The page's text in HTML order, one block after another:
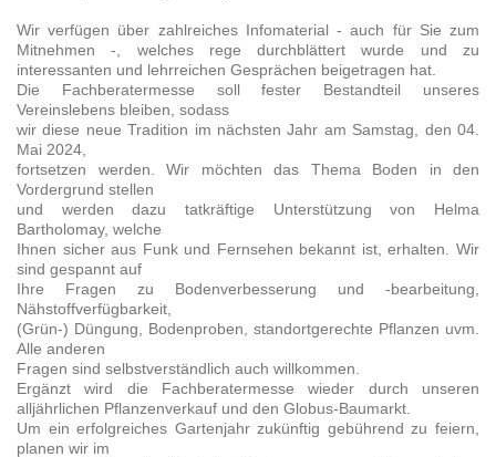
Wir verfügen über zahlreiches Infomaterial - auch für Sie zum
Mitnehmen -, welches rege durchblättert wurde und zu
interessanten und lehrreichen Gesprächen beigetragen hat.
Die Fachberatermesse soll fester Bestandteil unseres
Vereinslebens bleiben, sodass
wir diese neue Tradition im nächsten Jahr am Samstag, den 04.
Mai 2024,
fortsetzen werden. Wir möchten das Thema Boden in den
Vordergrund stellen
und werden dazu tatkräftige Unterstützung von Helma
Bartholomay, welche
Ihnen sicher aus Funk und Fernsehen bekannt ist, erhalten. Wir
sind gespannt auf
Ihre Fragen zu Bodenverbesserung und -bearbeitung,
Nähstoffverfügbarkeit,
(Grün-) Düngung, Bodenproben, standortgerechte Pflanzen uvm.
Alle anderen
Fragen sind selbstverständlich auch willkommen.
Ergänzt wird die Fachberatermesse wieder durch unseren
alljährlichen Pflanzenverkauf und den Globus-Baumarkt.
Um ein erfolgreiches Gartenjahr zukünftig gebührend zu feiern,
planen wir im